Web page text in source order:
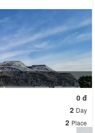
0 đ
2 Day
2 Place